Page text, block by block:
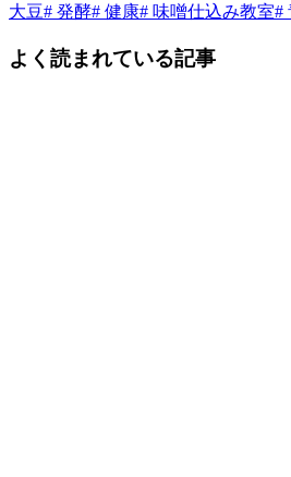
大豆# 発酵# 健康# 味噌仕込み教室#
よく読まれている記事